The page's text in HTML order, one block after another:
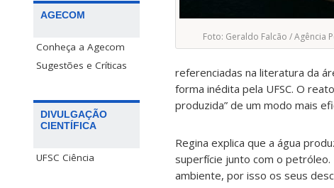
AGECOM
Conheça a Agecom
Sugestões e Críticas
DIVULGAÇÃO
CIENTÍFICA
UFSC Ciência
Foto: Geraldo Falcão / Agência
referenciadas na literatura da
forma inédita pela UFSC. O
produzida” de um modo mais
Regina explica que a água
superfície junto com o petróleo.
ambiente, por isso os seus